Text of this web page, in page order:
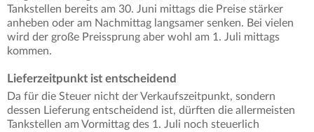
Tankstellen bereits am 30. Juni mittags die Preise stärker
anheben oder am Nachmittag langsamer senken. Bei vielen
wird der große Preissprung aber wohl am 1. Juli mittags
kommen.
Lieferzeitpunkt ist entscheidend
Da für die Steuer nicht der Verkaufszeitpunkt, sondern
dessen Lieferung entscheidend ist, dürften die allermeisten
Tankstellen am Vormittag des 1. Juli noch steuerlich